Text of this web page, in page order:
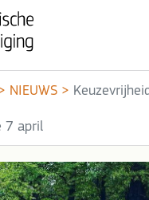
NIEUWS >
7 april